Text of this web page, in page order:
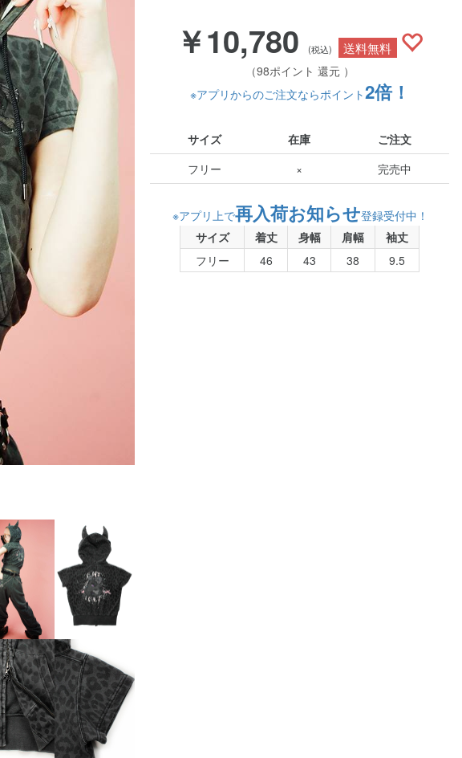
￥10,780 (税込) 送料無料
（98ポイント 還元 ）
※アプリからのご注文ならポイント2倍！
サイズ 在庫
ご注文
フリー
× 完売中
※アプリ上で再入荷お知らせ登録受付中！
サイズ
着丈 身幅 肩幅
袖丈
フリー
46 43 38 9.5